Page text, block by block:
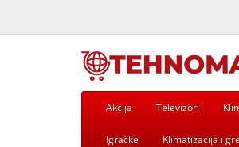
Akcija Televizori
Igračke Klimatizacija i